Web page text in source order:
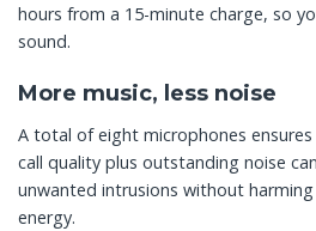
hours from a 15-minute charge, so
sound.
More music, less noise
A total of eight microphones ensures
call quality plus outstanding noise
unwanted intrusions without harming
energy.